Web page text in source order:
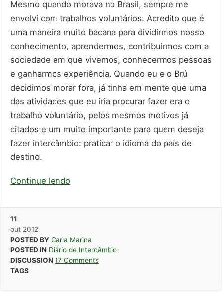
Mesmo quando morava no Brasil, sempre me
envolvi com trabalhos voluntários. Acredito que é
uma maneira muito bacana para dividirmos nosso
conhecimento, aprendermos, contribuirmos com a
sociedade em que vivemos, conhecermos pessoas
e ganharmos experiência. Quando eu e o Brú
decidimos morar fora, já tinha em mente que uma
das atividades que eu iria procurar fazer era o
trabalho voluntário, pelos mesmos motivos já
citados e um muito importante para quem deseja
fazer intercâmbio: praticar o idioma do país de
destino.
Continue lendo
11
out 2012
POSTED BY Carla Marina
POSTED IN Diário de Intercâmbio
DISCUSSION 17 Comments
TAGS